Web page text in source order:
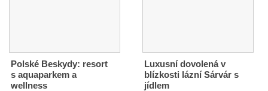
Polské Beskydy: resort
s aquaparkem a
wellness
Luxusní dovolená v
blízkosti lázní Sárvár s
jídlem